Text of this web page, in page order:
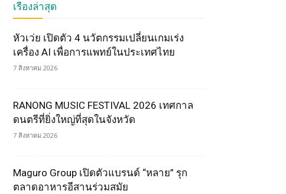
เรื่องล่าสุด
หัวเว่ย เปิดตัว 4 นวัตกรรมเปลี่ยนเกมเร่ง
เครื่อง AI เพื่อการแพทย์ในประเทศไทย
7 สิงหาคม 2026
RANONG MUSIC FESTIVAL 2026 เทศกาล
ดนตรีที่ยิ่งใหญ่ที่สุดในจังหวัด
7 สิงหาคม 2026
Maguro Group เปิดตัวแบรนด์ “หลาย” รุก
ตลาดอาหารอีสานร่วมสมัย